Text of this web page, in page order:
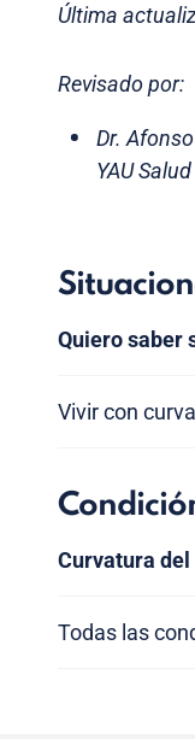
Última
Revisado por:
Dr.
YAU
Quiero saber
Vivir con
Curvatura del
Todas las